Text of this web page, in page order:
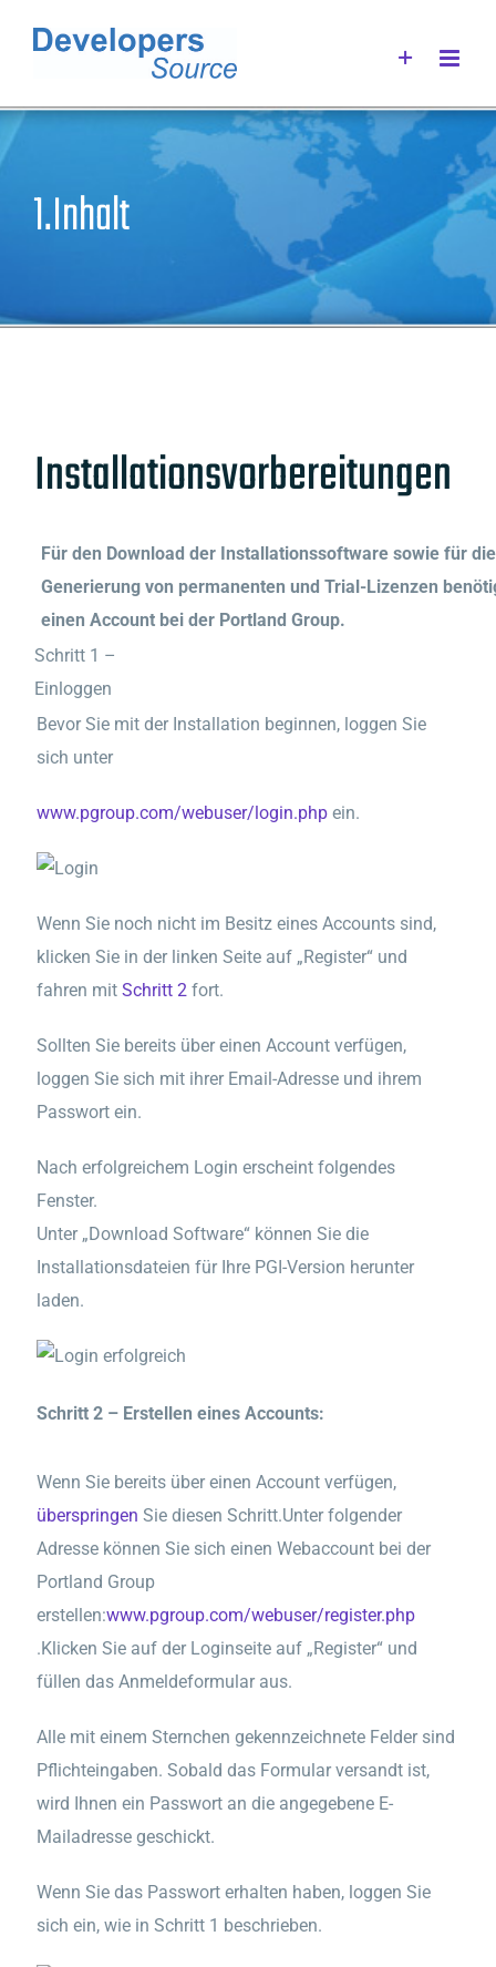
Inhalt
1.Inhalt
Installationsvorbereitungen
Für den Download der Installationssoftware sowie für die
Generierung von permanenten und Trial-Lizenzen
einen Account bei der Portland Group.
Schritt 1 –
Einloggen
Bevor Sie mit der Installation beginnen, loggen Sie
sich unter
www.pgroup.com/webuser/login.php ein.
Wenn Sie noch nicht im Besitz eines Accounts sind,
klicken Sie in der linken Seite auf „Register“ und
fahren mit Schritt 2 fort.
Sollten Sie bereits über einen Account verfügen,
loggen Sie sich mit ihrer Email-Adresse und ihrem
Passwort ein.
Nach erfolgreichem Login erscheint folgendes
Fenster.
Unter „Download Software“ können Sie die
Installationsdateien für Ihre PGI-Version herunter
laden.
Schritt 2 – Erstellen eines Accounts:
Wenn Sie bereits über einen Account verfügen,
überspringen Sie diesen Schritt.Unter folgender
Adresse können Sie sich einen Webaccount bei der
Portland Group
erstellen:www.pgroup.com/webuser/register.php
.Klicken Sie auf der Loginseite auf „Register“ und
füllen das Anmeldeformular aus.
Alle mit einem Sternchen gekennzeichnete Felder sind
Pflichteingaben. Sobald das Formular versandt ist,
wird Ihnen ein Passwort an die angegebene E-
Mailadresse geschickt.
Wenn Sie das Passwort erhalten haben, loggen Sie
sich ein, wie in Schritt 1 beschrieben.